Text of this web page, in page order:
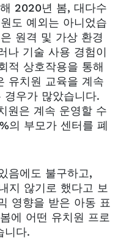
2020년 봄, 대다수
도 예외는 아니었습
원격 및 가상 환경
나 기술 사용 경험이
적 상호작용을 통해
유치원 교육을 계속
우가 많았습니다.
원은 계속 운영할 수
의 부모가 센터를 폐
음에도 불구하고,
지 않기로 했다고 보
영향을 받은 아동 표
에 어떤 유치원 프로
니다.